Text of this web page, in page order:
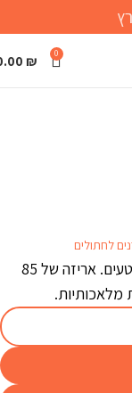
0
₪
לחתולים
שזיר חתול נתחוני עוף וחזיר בג'לי, ממרקם רך וטעים. אריזה של 85
מלאכותיות.